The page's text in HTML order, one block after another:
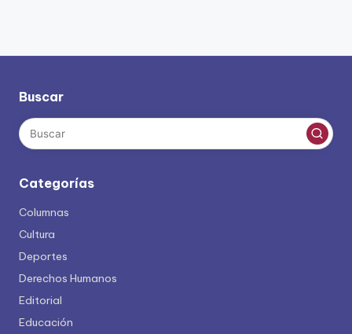
Buscar
Categorías
Columnas
Cultura
Deportes
Derechos Humanos
Editorial
Educación